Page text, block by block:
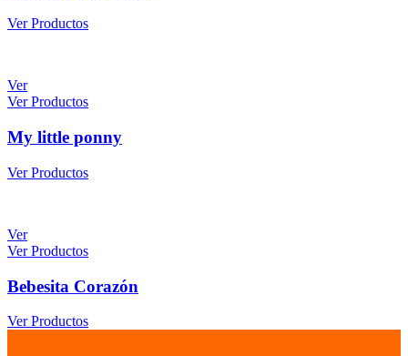
Ver Productos
Ver
Ver Productos
My little ponny
Ver Productos
Ver
Ver Productos
Bebesita Corazón
Ver Productos